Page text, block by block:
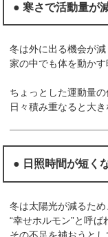
● 寒さで活動量が
冬は外に出る機会が減
家の中でも体を動かす
ちょっとした運動量の
日々積み重なると大き
● 日照時間が短く
冬は太陽光が減るため
“幸せホルモン”と呼